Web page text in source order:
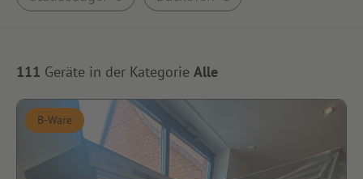
111 Geräte in der Kategorie Alle
B-Ware